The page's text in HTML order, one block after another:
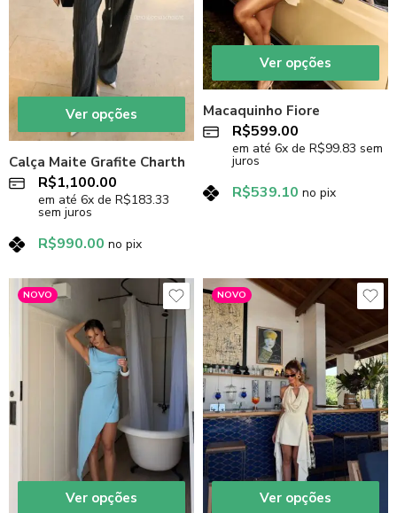
Ver opções
Calça Maite Grafite Charth
R$1,100.00
em até 6x de R$183.33
sem juros
R$990.00 no pix
Ver opções
Macaquinho Fiore
R$599.00
em até 6x de R$99.83 sem
juros
R$539.10 no pix
NOVO
Ver opções
NOVO
Ver opções